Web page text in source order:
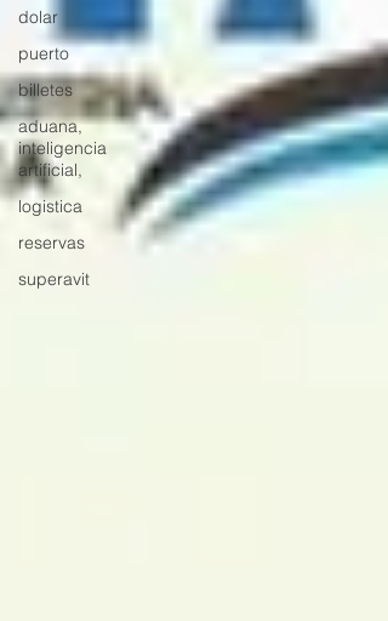
dolar
puerto
billetes
aduana,
inteligencia
artificial,
logistica
reservas
superavit